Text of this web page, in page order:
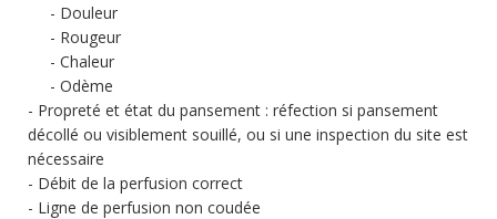
Douleur
Rougeur
Chaleur
Odème
Propreté et état du pansement : réfection si pansement
décollé ou visiblement souillé, ou si une inspection du site est
nécessaire
Débit de la perfusion correct
Ligne de perfusion non coudée